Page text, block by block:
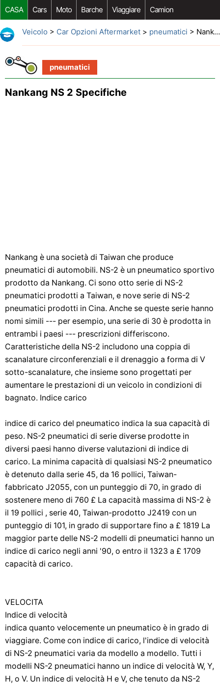
CASA Cars Moto Barche Viaggiare Camion
Riparazione Auto Acquisto Auto Car Opzioni Aftermarket
Veicolo > Car Opzioni Aftermarket> pneumatici > Nankang NS 2 Specifiche
pneumatici
Nankang NS 2 Specifiche
Nankang è una società di Taiwan che produce
pneumatici di automobili. NS-2 è un pneumatico sportivo
prodotto da Nankang. Ci sono otto serie di NS-2
pneumatici prodotti a Taiwan, e nove serie di NS-2
pneumatici prodotti in Cina. Anche se queste serie hanno
nomi simili --- per esempio, una serie di 30 è prodotta in
entrambi i paesi --- prescrizioni differiscono.
Caratteristiche della NS-2 includono una coppia di
scanalature circonferenziali e il drenaggio a forma di V
sotto-scanalature, che insieme sono progettati per
aumentare le prestazioni di un veicolo in condizioni di
bagnato. Indice carico
indice di carico del pneumatico indica la sua capacità di
peso. NS-2 pneumatici di serie diverse prodotte in
diversi paesi hanno diverse valutazioni di indice di
carico. La minima capacità di qualsiasi NS-2 pneumatico
è detenuto dalla serie 45, da 16 pollici, Taiwan-
fabbricato J2055, con un punteggio di 70, in grado di
sostenere meno di 760 £ La capacità massima di NS-2 è
il 19 pollici , serie 40, Taiwan-prodotto J2419 con un
punteggio di 101, in grado di supportare fino a £ 1819 La
maggior parte delle NS-2 modelli di pneumatici hanno un
indice di carico negli anni '90, o entro il 1323 a £ 1709
capacità di carico.
VELOCITA
Indice di velocità
indica quanto velocemente un pneumatico è in grado di
viaggiare. Come con indice di carico, l'indice di velocità
di NS-2 pneumatici varia da modello a modello. Tutti i
modelli NS-2 pneumatici hanno un indice di velocità W, Y,
H, o V. Un indice di velocità H e V, che tenuto da NS-2